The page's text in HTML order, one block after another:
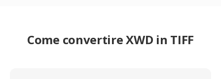
Come convertire XWD in TIFF